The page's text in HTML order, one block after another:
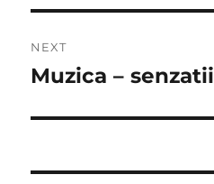
NEXT
Next
Muzica – senzatii